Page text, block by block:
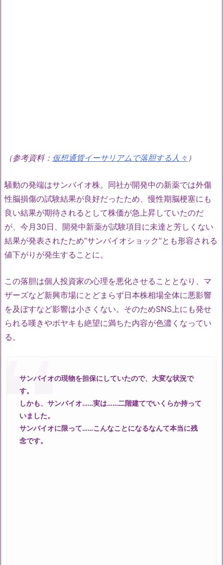
（参考資料： 仮想通貨イーサリアムで落胆する人々 ）
騒動の発端はサンバイオ株。同社が開発中の新薬では外傷
性脳損傷の試験結果が良好だったため、慢性期脳梗塞にも
良い結果が期待されるとして株価が急上昇していたのだ
が、今月30日、開発中新薬が試験項目に未達と芳しくない
結果が発表されたため”サンバイオショック”とも形容される
値下がりが発生することに。
この落胆は個人投資家の心理を悪化させることとなり、マ
ザーズなど新興市場にとどまらず日本株相場全体に悪影響
を及ぼすなど影響は小さくない。そのためSNS上にも発せ
られる嘆きやボヤキも絶望に満ちた内容が色濃くなってい
る。
サンバイオの現物を担保にしていたので、大変な状況で
す。
しかも、サンバイオ……実は……二階建てでいくらか持って
いました。
サンバイオに限って……こんなことになるなんて本当に残
念です。